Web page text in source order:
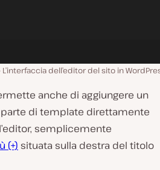
L’interfaccia dell’editor del sito in
anche di aggiungere un
di template direttamente
semplicemente
(+) situata sulla destra del titolo